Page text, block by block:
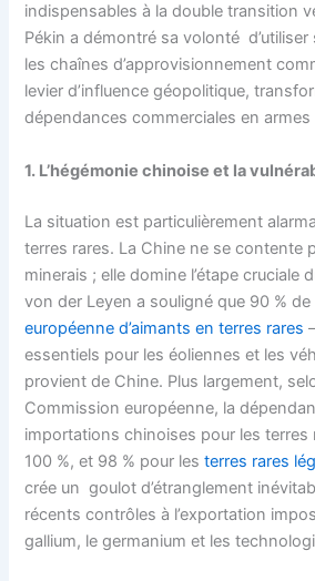
indispensables à la double transition
Pékin a démontré sa volonté
les chaînes d’approvisionnement
levier d’influence géopolitique,
dépendances commerciales en
1. L’hégémonie chinoise et la
La situation est particulièrement
terres rares. La Chine ne se contente
minerais ; elle domine l’étape cruciale
von der Leyen a souligné que 90 %
européenne d’aimants en terres rares
essentiels pour les éoliennes et les
provient de Chine. Plus largement,
Commission européenne, la
importations chinoises pour les terres
100 %, et 98 % pour les terres rares
crée un goulot d’étranglement
récents contrôles à l’exportation
gallium, le germanium et les